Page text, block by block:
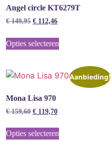
Angel circle KT6279T
€149,95 € 112,46
Opties selecteren
Aanbieding!
Mona Lisa 970
€159,60 € 119,70
Opties selecteren